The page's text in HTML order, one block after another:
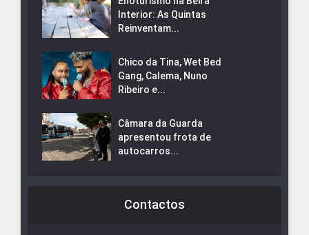
Interior: As Quintas
Reinventam...
Chico da Tina, Wet Bed
Gang, Calema, Nuno
Ribeiro e...
Câmara da Guarda
apresentou frota de
autocarros...
Contactos